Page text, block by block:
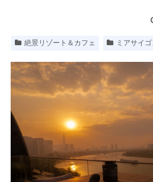
絶景リゾート＆カフェ ミアサイゴ